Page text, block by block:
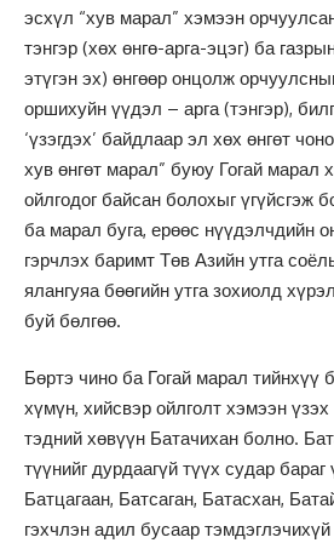
эсхүл “хув марал” хэмээн
тэнгэр (хөх өнгө-арга-эцэг) ба
этүгэн эх) өнгөөр онцолж
оршихуйн үүдэл – арга (тэнгэр),
‘үзэгдэх’ байдлаар эл хөх өнгөт
хув өнгөт марал” буюу Гогай марал
ойлгодог байсан болохыг үгүйсгэж
ба марал буга, ерөөс нүүдэлчдийн
гэрчлэх баримт Төв Азийн утга
ялангуяа бөөгийн утга зохиолд
буй бөлгөө.
Бөртэ чино ба Гогай марал тийнхүү
хүмүн, хийсвэр ойлголт хэмээн
тэдний хөвүүн Батачихан болно.
түүнийг дурдаагүй түүх судар бараг
Батцагаан, Батсаган, Батасхан,
гэхчлэн адил бусаар